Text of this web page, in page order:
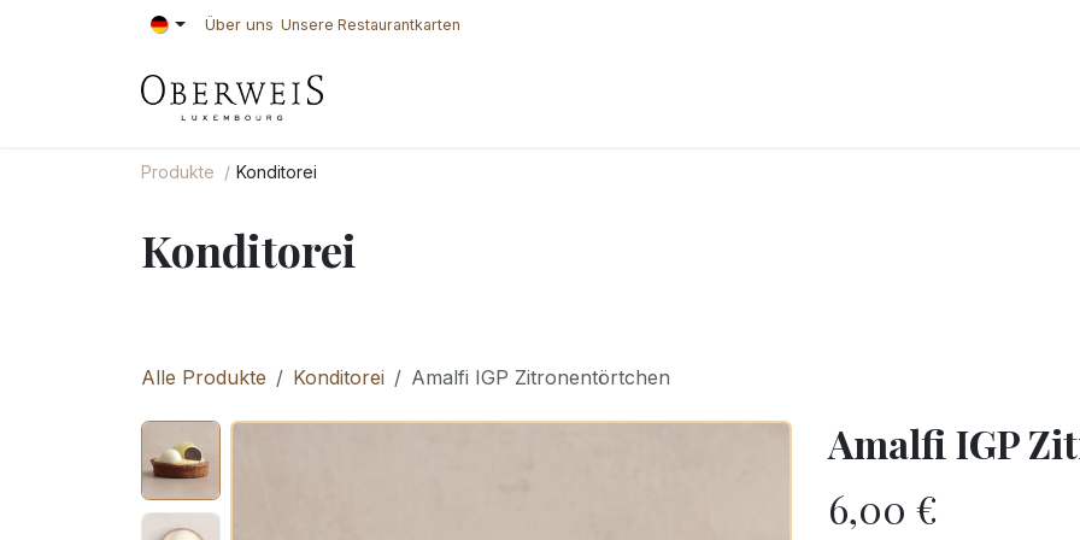
Zum Inhalt springen Über uns Unsere Restaurantkarten
Produkte Konditorei
Konditorei
Alle Produkte Konditorei Amalfi IGP Zitronentörtchen
Amalfi IGP
6,00 €